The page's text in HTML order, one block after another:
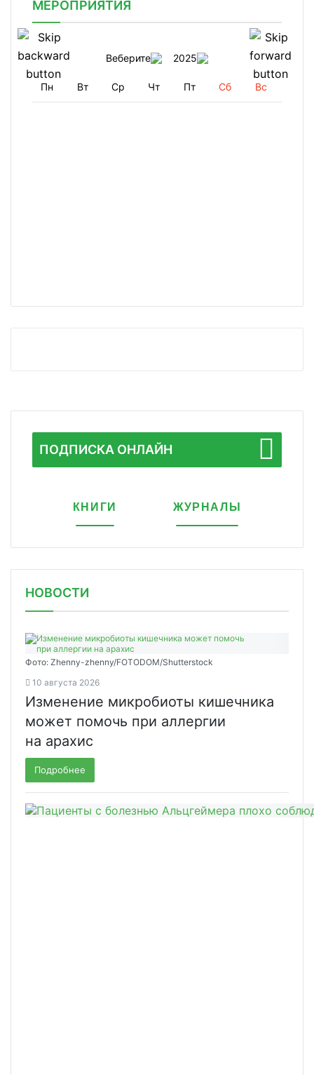
МЕРОПРИЯТИЯ
Веберите 2025
Пн Вт Ср Чт Пт Сб Вс
ПОДПИСКА ОНЛАЙН
КНИГИ ЖУРНАЛЫ
НОВОСТИ
Фото: Zhenny-zhenny/FOTODOM/Shutterstock
10 августа 2026
Изменение микробиоты кишечника
может помочь при аллергии
на арахис
Подробнее